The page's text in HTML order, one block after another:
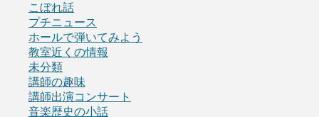
こぼれ話
プチニュース
ホールで弾いてみよう
教室近くの情報
未分類
講師の趣味
講師出演コンサート
音楽歴史の小話